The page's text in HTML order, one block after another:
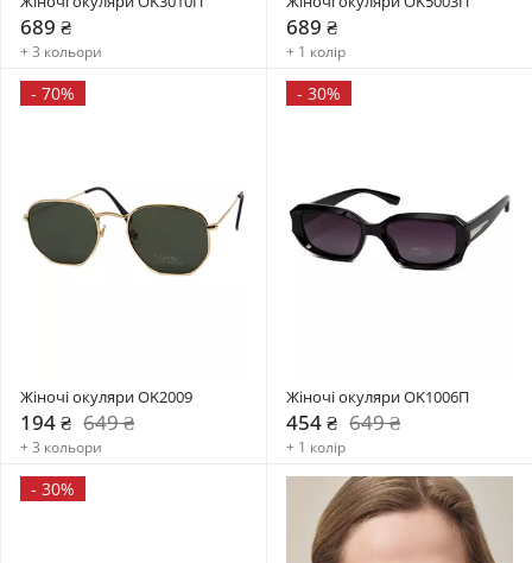
689 ₴
+ 3 кольори
689 ₴
+ 1 колір
- 70%
Жіночі окуляри OK2009
194 ₴ 649 ₴
+ 3 кольори
- 30%
Жіночі окуляри OK1006П
454 ₴ 649 ₴
+ 1 колір
- 30%